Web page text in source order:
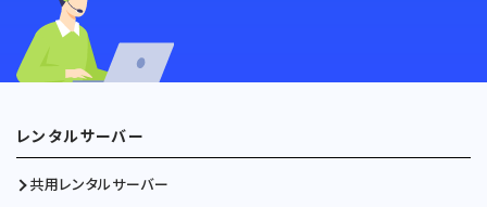
レンタルサーバー
共用レンタルサーバー